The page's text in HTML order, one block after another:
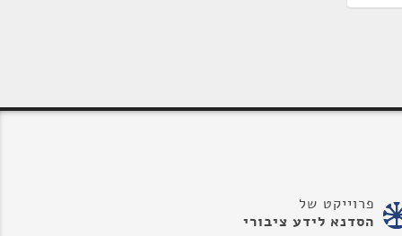
פרוייקט של
הסדנא לידע ציבורי